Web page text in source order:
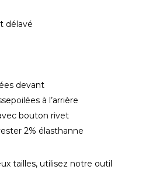
délavé
devant
à l’arrière
bouton rivet
2% élasthanne
tailles, utilisez notre outil